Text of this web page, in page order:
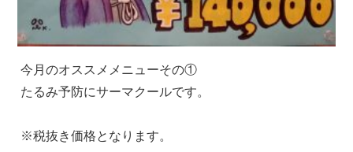
今月のオススメメニューその①
たるみ予防にサーマクールです。
※税抜き価格となります。